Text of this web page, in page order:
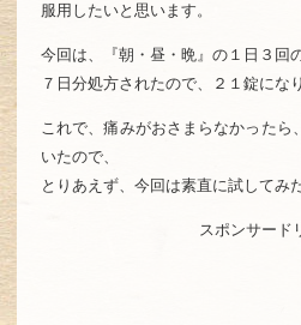
服用したいと思います。
今回は、『朝・昼・晩』の１日３回
７日分処方されたので、２１錠にな
これで、痛みがおさまらなかったら
いたので、
とりあえず、今回は素直に試してみ
スポンサード